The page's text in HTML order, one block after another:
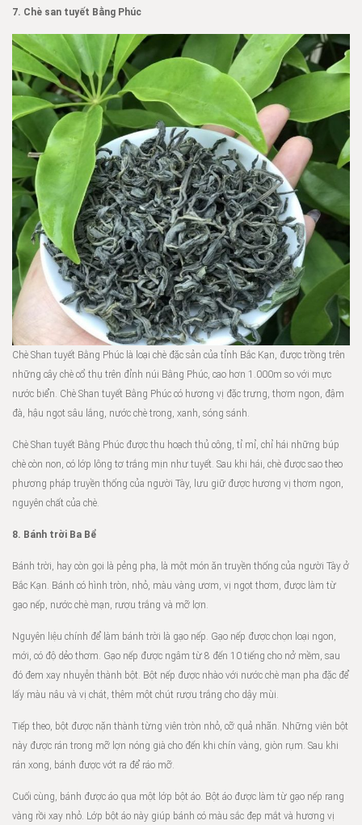
7. Chè san tuyết Bằng Phúc
Chè Shan tuyết Bằng Phúc là loại chè đặc sản của tỉnh Bắc Kạn, được trồng trên
những cây chè cổ thụ trên đỉnh núi Bằng Phúc, cao hơn 1.000m so với mực
nước biển. Chè Shan tuyết Bằng Phúc có hương vị đặc trưng, thơm ngon, đậm
đà, hậu ngọt sâu lắng, nước chè trong, xanh, sóng sánh.
Chè Shan tuyết Bằng Phúc được thu hoạch thủ công, tỉ mỉ, chỉ hái những búp
chè còn non, có lớp lông tơ trắng mịn như tuyết. Sau khi hái, chè được sao theo
phương pháp truyền thống của người Tày, lưu giữ được hương vị thơm ngon,
nguyên chất của chè.
8. Bánh trời Ba Bể
Bánh trời, hay còn gọi là pẻng phạ, là một món ăn truyền thống của người Tày ở
Bắc Kạn. Bánh có hình tròn, nhỏ, màu vàng ươm, vị ngọt thơm, được làm từ
gạo nếp, nước chè mạn, rượu trắng và mỡ lợn.
Nguyên liệu chính để làm bánh trời là gạo nếp. Gạo nếp được chọn loại ngon,
mới, có độ dẻo thơm. Gạo nếp được ngâm từ 8 đến 10 tiếng cho nở mềm, sau
đó đem xay nhuyễn thành bột. Bột nếp được nhào với nước chè mạn pha đặc để
lấy màu nâu và vị chát, thêm một chút rượu trắng cho dậy mùi.
Tiếp theo, bột được nặn thành từng viên tròn nhỏ, cỡ quả nhãn. Những viên bột
này được rán trong mỡ lợn nóng già cho đến khi chín vàng, giòn rụm. Sau khi
rán xong, bánh được vớt ra để ráo mỡ.
Cuối cùng, bánh được áo qua một lớp bột áo. Bột áo được làm từ gạo nếp rang
vàng rồi xay nhỏ. Lớp bột áo này giúp bánh có màu sắc đẹp mắt và hương vị